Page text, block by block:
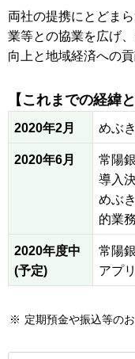
両社の提携にとどま
業等との協業を広げ
向上と地域経済への
【これまでの経緯
2020年2月 めぶ
2020年6月
常陽
導入
めぶ
的業
2020年度中
(予定)
常陽
アプ
※ 定期預金や振込等の